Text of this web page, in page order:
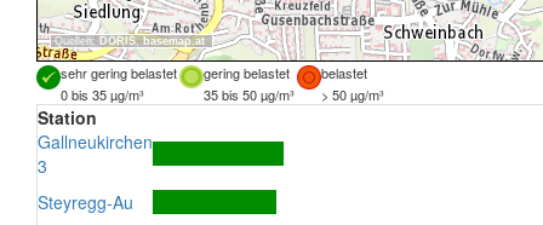
Quellen: DORIS, basemap.at
sehr gering belastet gering belastet
belastet
0 bis 35 µg/m³
35 bis 50 µg/m³ > 50 µg/m³
Station
Gallneukirchen
3
Steyregg-Au